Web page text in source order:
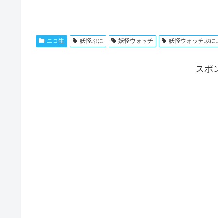
ニコ生 妖怪ぷに 妖怪ウォッチ 妖怪ウォッチぷに
スポ